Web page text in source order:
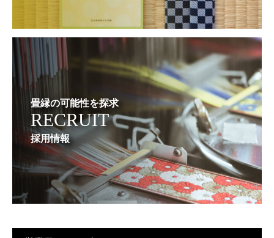
畳縁の可能性を探求
RECRUIT
採用情報